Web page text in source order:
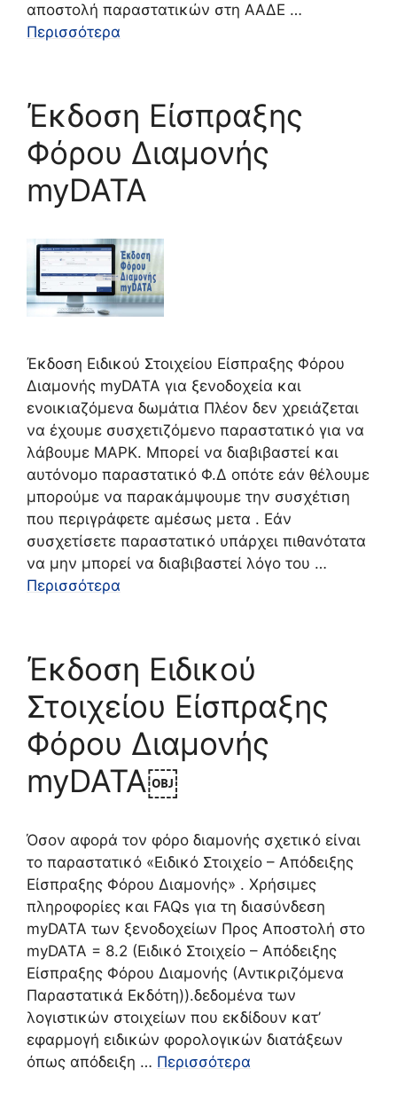
αποστολή παραστατικών στη ΑΑΔΕ …
Περισσότερα
Έκδοση Είσπραξης
Φόρου Διαμονής
myDATA
Έκδοση Ειδικού Στοιχείου Είσπραξης Φόρου
Διαμονής myDATA για ξενοδοχεία και
ενοικιαζόμενα δωμάτια Πλέον δεν χρειάζεται
να έχουμε συσχετιζόμενο παραστατικό για να
λάβουμε ΜΑΡΚ. Μπορεί να διαβιβαστεί και
αυτόνομο παραστατικό Φ.Δ οπότε εάν θέλουμε
μπορούμε να παρακάμψουμε την συσχέτιση
που περιγράφετε αμέσως μετα . Εάν
συσχετίσετε παραστατικό υπάρχει πιθανότατα
να μην μπορεί να διαβιβαστεί λόγο του …
Περισσότερα
Έκδοση Ειδικού
Στοιχείου Είσπραξης
Φόρου Διαμονής
myDATA￼
Όσον αφορά τον φόρο διαμονής σχετικό είναι
το παραστατικό «Ειδικό Στοιχείο – Απόδειξης
Είσπραξης Φόρου Διαμονής» . Χρήσιμες
πληροφορίες και FAQs για τη διασύνδεση
myDATA των ξενοδοχείων Προς Αποστολή στο
myDATA = 8.2 (Ειδικό Στοιχείο – Απόδειξης
Είσπραξης Φόρου Διαμονής (Αντικριζόμενα
Παραστατικά Εκδότη)).δεδομένα των
λογιστικών στοιχείων που εκδίδουν κατ’
εφαρμογή ειδικών φορολογικών διατάξεων
όπως απόδειξη … Περισσότερα